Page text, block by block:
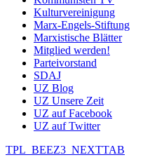
Kulturvereinigung
Marx-Engels-Stiftung
Marxistische Blätter
Mitglied werden!
Parteivorstand
SDAJ
UZ Blog
UZ Unsere Zeit
UZ auf Facebook
UZ auf Twitter
TPL_BEEZ3_NEXTTAB